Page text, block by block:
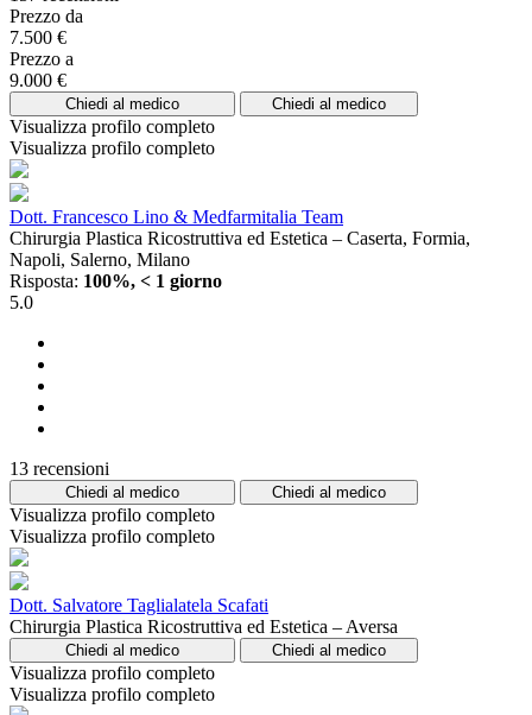
Prezzo da
7.500 €
Prezzo a
9.000 €
Chiedi al medico Chiedi al medico
Visualizza profilo completo
Visualizza profilo completo
Dott. Francesco Lino & Medfarmitalia Team
Chirurgia Plastica Ricostruttiva ed Estetica – Caserta, Formia,
Napoli, Salerno, Milano
Risposta: 100%, < 1 giorno
5.0
13 recensioni
Chiedi al medico Chiedi al medico
Visualizza profilo completo
Visualizza profilo completo
Dott. Salvatore Taglialatela Scafati
Chirurgia Plastica Ricostruttiva ed Estetica – Aversa
Chiedi al medico Chiedi al medico
Visualizza profilo completo
Visualizza profilo completo